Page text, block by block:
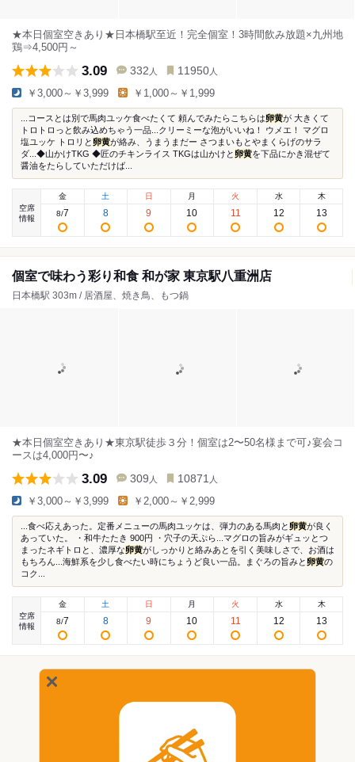
★本日個室空きあり★日本橋駅至近！完全個室！3時間飲み放題×九州地
鶏⇒4,500円～
3.09 332 人 11950 人
￥3,000～￥3,999 ￥1,000～￥1,999
...コースとは別で馬肉ユッケ食べたくて 頼んでみたらこちらは卵黄が 大きくて
トロトロっと飲み込めちゃう一品...クリーミーな泡がいいね！ ウメエ！ マグロ
塩ユッケ トロリと卵黄が絡み、うまうまだー さつまいもとやまくらげのサラ
ダ...◆山かけTKG ◆匠のチキンライス TKGは山かけと卵黄を下品にかき混ぜて
醤油をたらしていただけば...
空席
情報
金
8/7
土
8
日
9
月
10
火
11
水
12
木
13
個室で味わう彩り和食 和が家 東京駅八重洲店
日本橋駅 303m / 居酒屋、焼き鳥、もつ鍋
★本日個室空きあり★東京駅徒歩３分！個室は2〜50名様まで可♪宴会コ
ースは4,000円〜♪
3.09 309 人 10871 人
￥3,000～￥3,999 ￥2,000～￥2,999
...食べ応えあった。定番メニューの馬肉ユッケは、弾力のある馬肉と卵黄が良く
あっていた。 ・和牛たたき 900円 ・穴子の天ぷら...マグロの旨みがギュッとつ
まったネギトロと、濃厚な卵黄がしっかりと絡みあとを引く美味しさで、お酒は
もちろん...海鮮系を少し食べたい時にちょうど良い一品。まぐろの旨みと卵黄の
コク...
空席
情報
金
8/7
土
8
日
9
月
10
火
11
水
12
木
13